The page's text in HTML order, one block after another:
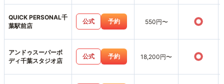
QUICK PERSONAL千
葉駅前店
公式 予約 550円〜 ○
アンドゥスーパーボ
ディ千葉スタジオ店
公式 予約 18,200円〜 ○